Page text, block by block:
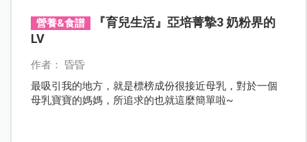
營養&食譜
『育兒生活』亞培菁摯3 奶粉界的
LV
作者： 昏昏
最吸引我的地方，就是標榜成份很接近母乳，對於一個
母乳寶寶的媽媽，所追求的也就這麼簡單啦~